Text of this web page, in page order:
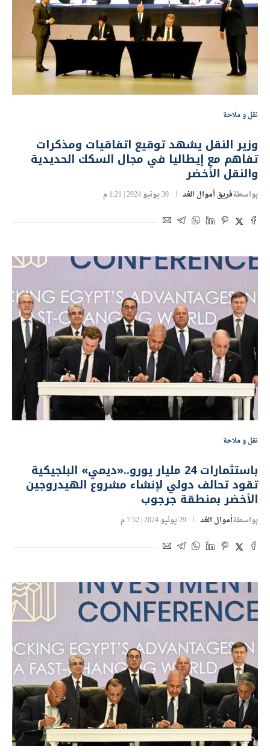
نقل و ملاحة
وزير النقل يشهد توقيع اتفاقيات ومذكرات
تفاهم مع إيطاليا في مجال السكك الحديدية
والنقل الأخضر
بواسطةفريق أموال الغد 30 يونيو 2024 | 1:21 م
نقل و ملاحة
باستثمارات 24 مليار يورو..«ديمي» البلجيكية
تقود تحالف دولي لإنشاء مشروع الهيدروجين
الأخضر بمنطقة جرجوب
بواسطةأموال الغد 29 يونيو 2024 | 7:52 م